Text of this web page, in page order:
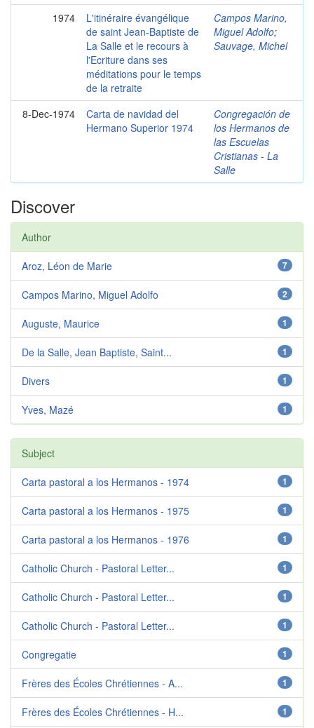
1974
L'itinéraire évangélique
de saint Jean-Baptiste de
La Salle et le recours à
l'Ecriture dans ses
méditations pour le temps
de la retraite
Campos Marino,
Miguel Adolfo;
Sauvage, Michel
8-Dec-1974
Carta de navidad del
Hermano Superior 1974
Congregación de
los Hermanos de
las Escuelas
Cristianas - La
Salle
Discover
Author
7
Aroz, Léon de Marie
2
Campos Marino, Miguel Adolfo
1
Auguste, Maurice
1
De la Salle, Jean Baptiste, Saint...
1
Divers
1
Yves, Mazé
Subject
1
Carta pastoral a los Hermanos - 1974
1
Carta pastoral a los Hermanos - 1975
1
Carta pastoral a los Hermanos - 1976
1
Catholic Church - Pastoral Letter...
1
Catholic Church - Pastoral Letter...
1
Catholic Church - Pastoral Letter...
1
Congregatie
1
Frères des Écoles Chrétiennes - A...
1
Frères des Écoles Chrétiennes - H...